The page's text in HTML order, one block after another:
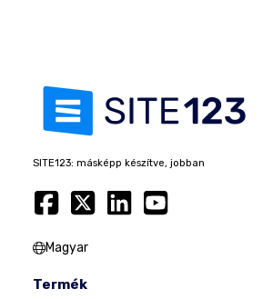
SITE123: másképp készítve, jobban
Magyar
Termék